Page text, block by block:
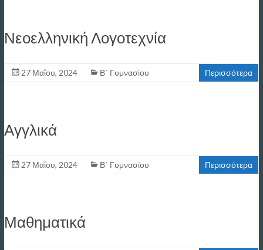
Νεοελληνική Λογοτεχνία
27 Μαΐου, 2024 Β΄ Γυμνασίου Περισσότερα
Αγγλικά
27 Μαΐου, 2024 Β΄ Γυμνασίου Περισσότερα
Μαθηματικά